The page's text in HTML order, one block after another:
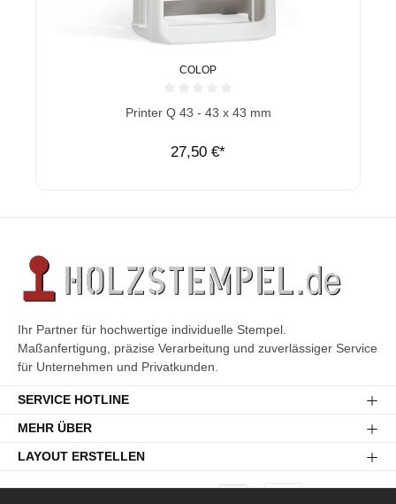
COLOP
Durchschnittliche Bewertung von 0 von 5 Sternen
Printer Q 43 - 43 x 43 mm
27,50 €*
Ihr Partner für hochwertige individuelle Stempel.
Maßanfertigung, präzise Verarbeitung und zuverlässiger Service
für Unternehmen und Privatkunden.
SERVICE HOTLINE
MEHR ÜBER
LAYOUT ERSTELLEN